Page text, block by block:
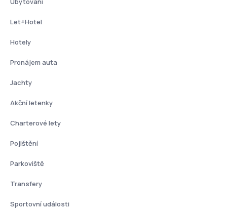
Let+Hotel
Hotely
Pronájem auta
Jachty
Akční letenky
Charterové lety
Pojištění
Parkoviště
Transfery
Sportovní události